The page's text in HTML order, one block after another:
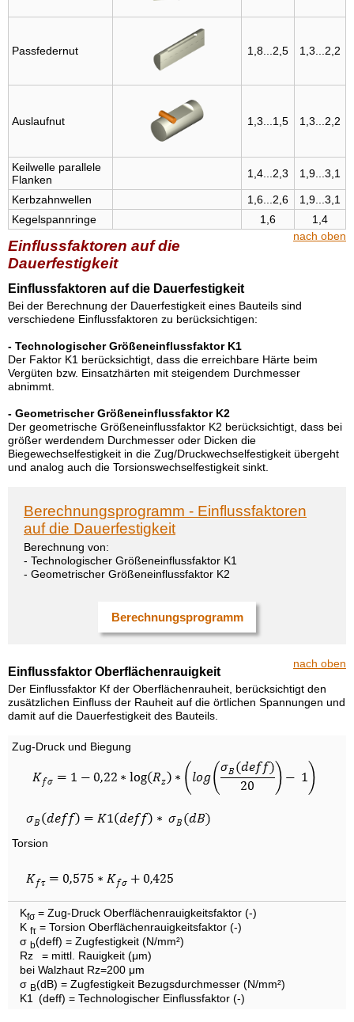
Pass­federnut 1,8...2,5 1,3...2,2
Aus­laufnut 1,3...1,5 1,3...2,2
Keil­welle parallele
Flanken
1,4...2,3 1,9...3,1
Kerb­zahn­wellen 1,6...2,6
1,9...3,1
Kegel­spannringe
1,6
1,4
nach oben
Einflussfaktoren auf die
Dauerfestigkeit
Einflussfaktoren auf die Dauerfestigkeit
Bei der Berechnung der Dauerfestigkeit eines Bauteils sind
verschiedene Einflussfaktoren zu berücksichtigen:
- Technologischer Größeneinflussfaktor K1
Der Faktor K1 berücksichtigt, dass die erreichbare Härte beim
Vergüten bzw. Einsatzhärten mit steigendem Durchmesser
abnimmt.
- Geometrischer Größeneinflussfaktor K2
Der geometrische Größeneinflussfaktor K2 berücksichtigt, dass bei
größer werdendem Durchmesser oder Dicken die
Biegewechselfestigkeit in die Zug/Druckwechselfestigkeit übergeht
und analog auch die Torsionswechselfestigkeit sinkt.
Berechnungsprogramm - Einflussfaktoren
auf die Dauerfestigkeit
Berechnung von:
- Technologischer Größeneinflussfaktor K1
- Geometrischer Größeneinflussfaktor K2
Berechnungsprogramm
nach oben
Einflussfaktor Oberflächenrauigkeit
Der Einflussfaktor Kf der Oberflächenrauheit, berücksichtigt den
zusätzlichen Einfluss der Rauheit auf die örtlichen Spannungen und
damit auf die Dauerfestigkeit des Bauteils.
Zug-Druck und Biegung
Torsion
Kfσ= Zug-Druck Oberflächenrauigkeitsfaktor (-)
K fτ = Torsion Oberflächenrauigkeitsfaktor (-)
σ b(deff) = Zugfestigkeit (N/mm²)
Rz
= mittl. Rauigkeit (μm)
bei Walzhaut Rz=200 μm
σ B(dB) = Zugfestigkeit Bezugsdurchmesser (N/mm²)
K1
(deff) = Technologischer Einflussfaktor (-)